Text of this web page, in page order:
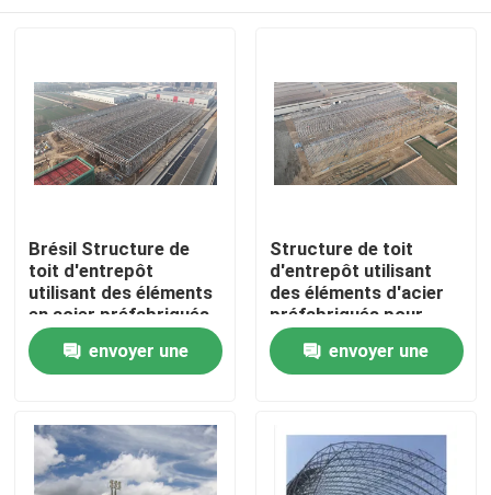
Maison
Au sujet de nous
Brésil Structure de
toit d'entrepôt
utilisant des éléments
en acier préfabriqués
pour réaliser un
assemblage et une
construction plus
installations
logistiques
envoyer une
Structure de toit
d'entrepôt utilisant
des éléments d'acier
préfabriqués pour
réaliser un
assemblage et une
construction plus
logistiques
envoyer une